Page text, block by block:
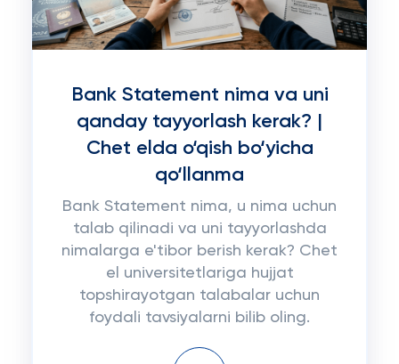
Bank Statement nima va uni
qanday tayyorlash kerak? |
Chet elda o‘qish bo‘yicha
qo‘llanma
Bank Statement nima, u nima uchun
talab qilinadi va uni tayyorlashda
nimalarga e'tibor berish kerak? Chet
el universitetlariga hujjat
topshirayotgan talabalar uchun
foydali tavsiyalarni bilib oling.